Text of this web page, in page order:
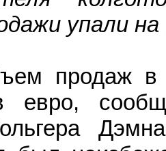
упали на
продаж в
евро,